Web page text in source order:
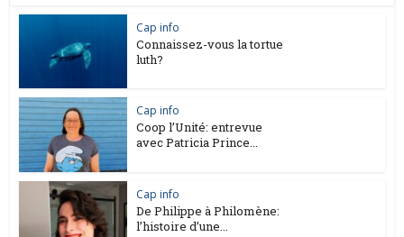
Cap info
Connaissez-vous la tortue
luth?
Cap info
Coop l’Unité: entrevue
avec Patricia Prince...
Cap info
De Philippe à Philomène:
l’histoire d’une...